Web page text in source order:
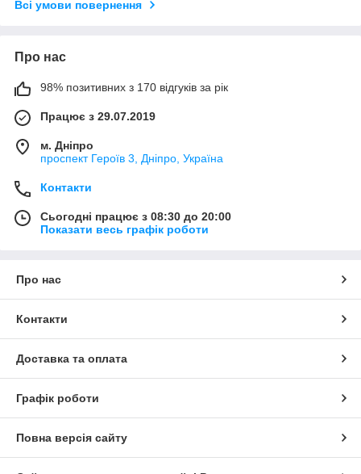
Всі умови повернення
Про нас
98% позитивних з 170 відгуків за рік
Працює з 29.07.2019
м. Дніпро
проспект Героїв 3, Дніпро, Україна
Контакти
Сьогодні працює з 08:30 до 20:00
Показати весь графік роботи
Про нас
Контакти
Доставка та оплата
Графік роботи
Повна версія сайту